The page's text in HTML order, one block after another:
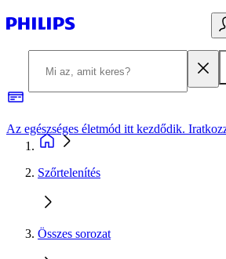
Az egészséges életmód itt kezdődik.
Szőrtelenítés
Összes sorozat